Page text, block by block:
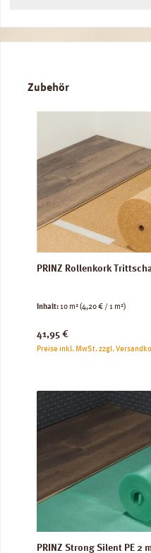
Produktgalerie überspringen
Zubehör
PRINZ Rollenkork
Inhalt:10 m²(4,20 € / 1 m²)
Regulärer Preis:
41,95 €
Preise inkl. MwSt. zzgl.
PRINZ Strong Silent PE 2